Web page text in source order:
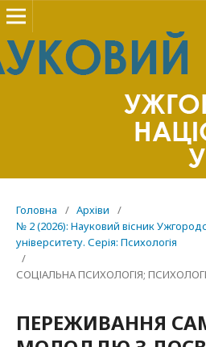
Головна / Архіви
/
№ 2 (2026): Науковий вісник
університету. Серія: Психологія
/
СОЦІАЛЬНА ПСИХОЛОГІЯ;
ПЕРЕЖИВАННЯ